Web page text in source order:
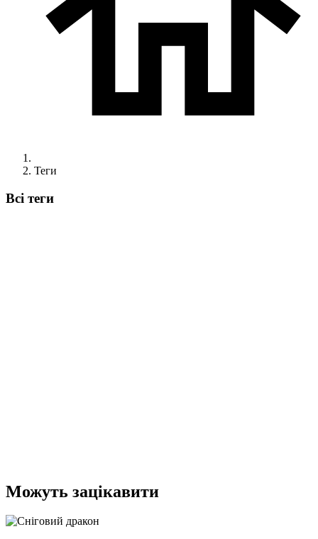
Теги
Всі теги
Можуть зацікавити